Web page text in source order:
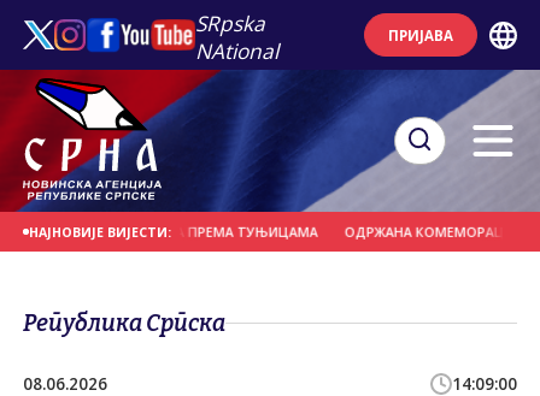
SRpska
NAtional
ПРИЈАВА
НАЈНОВИЈЕ ВИЈЕСТИ:
НОВОГ ЦЈЕВОВОДА ПРЕМА ТУЊИЦАМА ОДРЖАНА КОМЕМОРАЦИЈА
Република Српска
08.06.2026 14:09:00